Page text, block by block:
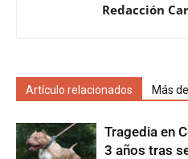
Redacción
Artículo relacionados Más
Tragedia en
3 años tras